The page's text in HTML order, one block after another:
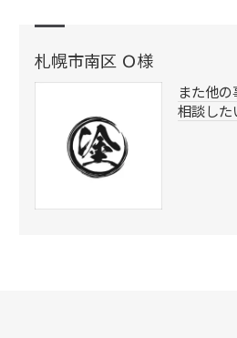
札幌市南区 Ｏ様
また他
相談した